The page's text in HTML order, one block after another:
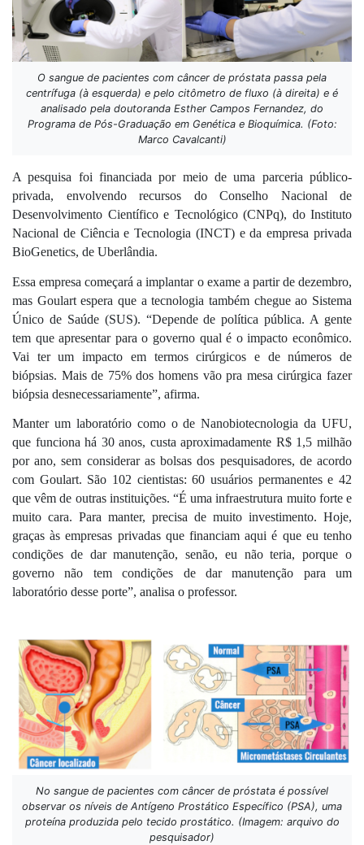
O sangue de pacientes com câncer de próstata passa pela
centrífuga (à esquerda) e pelo citômetro de fluxo (à direita) e é
analisado pela doutoranda Esther Campos Fernandez, do
Programa de Pós-Graduação em Genética e Bioquímica. (Foto:
Marco Cavalcanti)
A pesquisa foi financiada por meio de uma parceria público-
privada, envolvendo recursos do Conselho Nacional de
Desenvolvimento Científico e Tecnológico (CNPq), do Instituto
Nacional de Ciência e Tecnologia (INCT) e da empresa privada
BioGenetics, de Uberlândia.
Essa empresa começará a implantar o exame a partir de dezembro,
mas Goulart espera que a tecnologia também chegue ao Sistema
Único de Saúde (SUS). “Depende de política pública. A gente
tem que apresentar para o governo qual é o impacto econômico.
Vai ter um impacto em termos cirúrgicos e de números de
biópsias. Mais de 75% dos homens vão pra mesa cirúrgica fazer
biópsia desnecessariamente”, afirma.
Manter um laboratório como o de Nanobiotecnologia da UFU,
que funciona há 30 anos, custa aproximadamente R$ 1,5 milhão
por ano, sem considerar as bolsas dos pesquisadores, de acordo
com Goulart. São 102 cientistas: 60 usuários permanentes e 42
que vêm de outras instituições. “É uma infraestrutura muito forte e
muito cara. Para manter, precisa de muito investimento. Hoje,
graças às empresas privadas que financiam aqui é que eu tenho
condições de dar manutenção, senão, eu não teria, porque o
governo não tem condições de dar manutenção para um
laboratório desse porte”, analisa o professor.
No sangue de pacientes com câncer de próstata é possível
observar os níveis de Antígeno Prostático Específico (PSA), uma
proteína produzida pelo tecido prostático. (Imagem: arquivo do
pesquisador)